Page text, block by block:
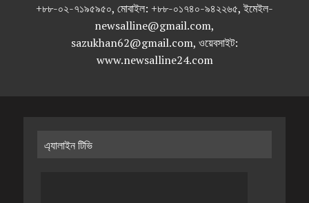
+৮৮-০২-৭১৯৫৯৫০, মোবাইল: +৮৮-০১৭৪০-৯৪২২৬৫, ইমেইল-
newsalline@gmail.com,
sazukhan62@gmail.com, ওয়েবসাইট:
www.newsalline24.com
এ্যালাইন টিভি